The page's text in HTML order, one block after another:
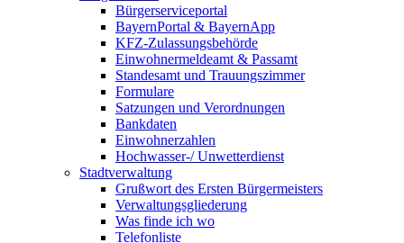
Bürgerserviceportal
BayernPortal & BayernApp
KFZ-Zulassungsbehörde
Einwohnermeldeamt & Passamt
Standesamt und Trauungszimmer
Formulare
Satzungen und Verordnungen
Bankdaten
Einwohnerzahlen
Hochwasser-/ Unwetterdienst
Stadtverwaltung
Grußwort des Ersten Bürgermeisters
Verwaltungsgliederung
Was finde ich wo
Telefonliste